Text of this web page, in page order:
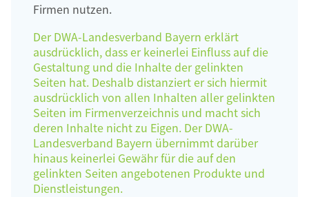
Firmen nutzen.
Der DWA-Landesverband Bayern erklärt
ausdrücklich, dass er keinerlei Einfluss auf die
Gestaltung und die Inhalte der gelinkten
Seiten hat. Deshalb distanziert er sich hiermit
ausdrücklich von allen Inhalten aller gelinkten
Seiten im Firmenverzeichnis und macht sich
deren Inhalte nicht zu Eigen. Der DWA-
Landesverband Bayern übernimmt darüber
hinaus keinerlei Gewähr für die auf den
gelinkten Seiten angebotenen Produkte und
Dienstleistungen.